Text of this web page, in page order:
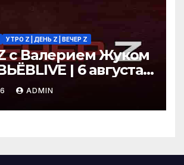
УТРО Z | ДЕНЬ Z | ВЕЧЕР Z
с Валерием Жуком
| 6 августа
ADMIN